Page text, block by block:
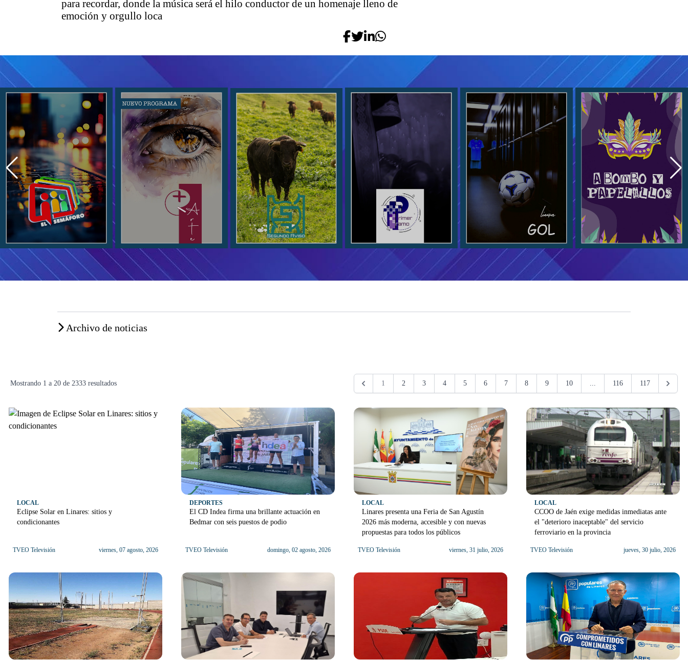
para recordar, donde la música será el hilo conductor de un homenaje lleno de
emoción y orgullo loca
Archivo de noticias
Mostrando 1 a 20 de 2333 resultados 1 2 3 4 5 6 7 8 9 10 116 117
LOCAL
Eclipse Solar en Linares: sitios y
condicionantes
TVEO Televisión viernes, 07 agosto, 2026
DEPORTES
El CD Indea firma una brillante actuación en
Bedmar con seis puestos de podio
TVEO Televisión domingo, 02 agosto, 2026
LOCAL
Linares presenta una Feria de San Agustín
2026 más moderna, accesible y con nuevas
propuestas para todos los públicos
TVEO Televisión viernes, 31 julio, 2026
LOCAL
CCOO de Jaén exige medidas inmediatas ante
el "deterioro inaceptable" del servicio
ferroviario en la provincia
TVEO Televisión jueves, 30 julio, 2026